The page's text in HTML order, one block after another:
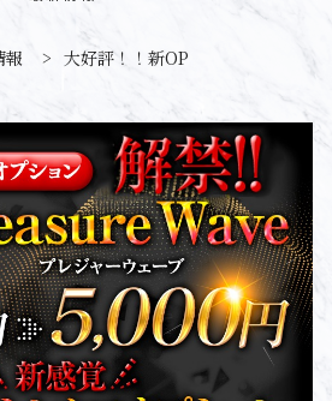
報 > 大好評！！新OP